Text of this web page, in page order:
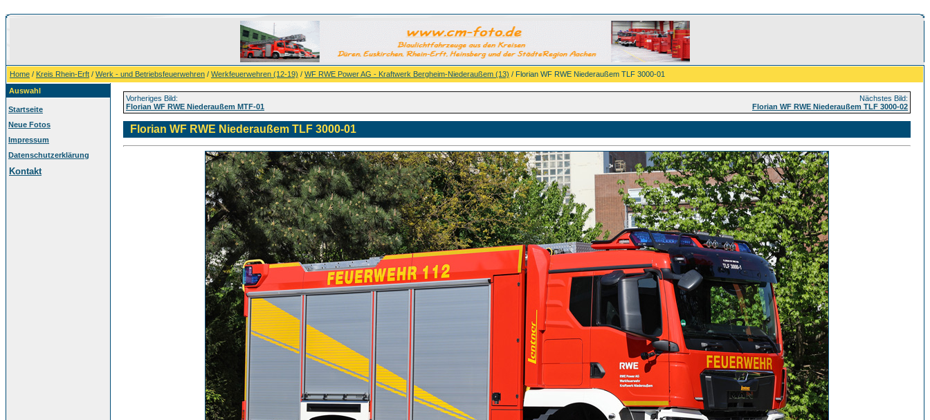
Home / Kreis Rhein-Erft / Werk - und Betriebsfeuerwehren / Werkfeuerwehren (12-19) / WF RWE Power AG - Kraftwerk Bergheim-Niederaußem (13) / Florian WF RWE Niederaußem TLF 3000-01
Auswahl
Startseite
Neue Fotos
Impressum
Datenschutzerklärung
Kontakt
Vorheriges Bild:
Florian WF RWE Niederaußem MTF-01
Nächstes Bild:
Florian WF RWE Niederaußem TLF 3000-02
Florian WF RWE Niederaußem TLF 3000-01